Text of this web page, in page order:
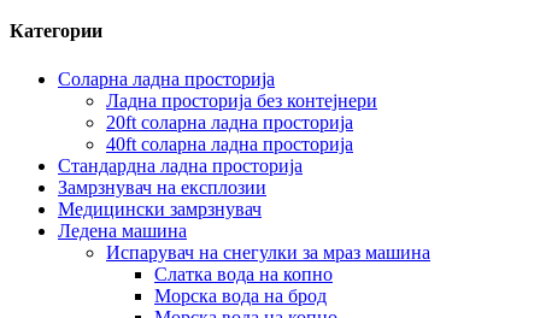
Категории
Соларна ладна просторија
Ладна просторија без контејнери
20ft соларна ладна просторија
40ft соларна ладна просторија
Стандардна ладна просторија
Замрзнувач на експлозии
Медицински замрзнувач
Ледена машина
Испарувач на снегулки за мраз машина
Слатка вода на копно
Морска вода на брод